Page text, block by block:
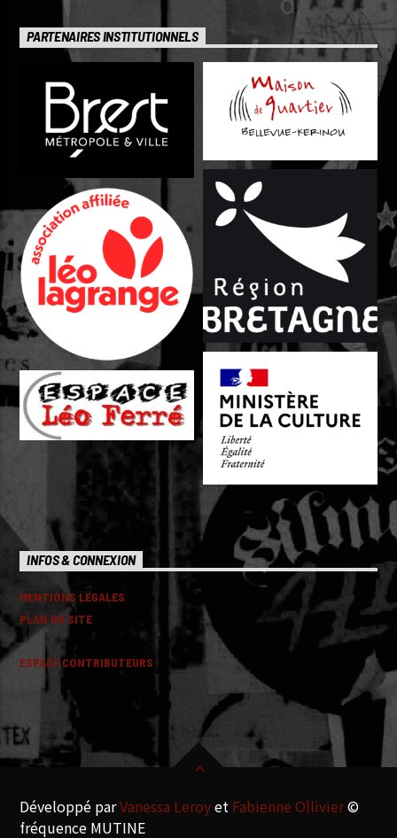
PARTENAIRES INSTITUTIONNELS
INFOS & CONNEXION
MENTIONS LEGALES
PLAN DU SITE
ESPACE CONTRIBUTEURS
Développé parVanessa Leroyet Fabienne Ollivier©
fréquence MUTINE